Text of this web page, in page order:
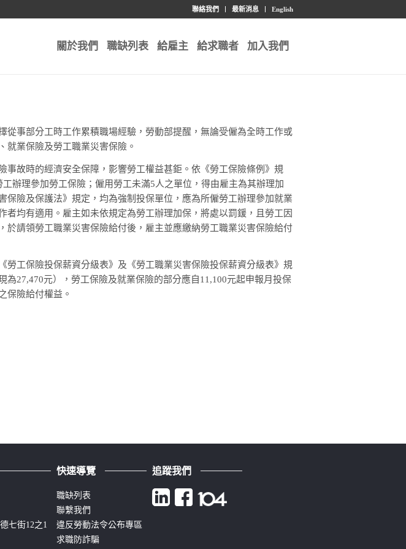
聯絡我們 最新消息 English
關於我們 職缺列表 給雇主 給求職者 加入我們
事部分工時工作累積職場經驗，勞動部提醒，無論受僱為全時工作或
就業保險及勞工職業災害保險。
故時的經濟安全保障，影響勞工權益甚鉅。依《勞工保險條例》規
辦理參加勞工保險；僱用勞工未滿5人之單位，得由雇主為其辦理加
險及保護法》規定，均為強制投保單位，應為所僱勞工辦理參加就業
均有適用。雇主如未依規定為勞工辦理加保，將處以罰鍰，且勞工因
請領勞工職業災害保險給付後，雇主並應繳納勞工職業災害保險給付
工保險投保薪資分級表》及《勞工職業災害保險投保薪資分級表》規
27,470元），勞工保險及就業保險的部分應自11,100元起申報月投保
保險給付權益。
七街12之1
快速導覽
職缺列表
聯繫我們
違反勞動法令公布專區
求職防詐騙
追蹤我們